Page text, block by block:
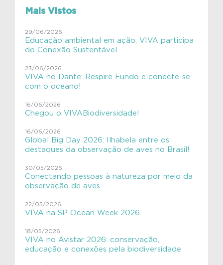
#VIVAfilhotes
#VIVAJulianaMolás
#VIVAMamíferosAquáticos
#VIVAnasEscolas
#VIVAnasEscolas
#VIVAsemlixo
Aves migratórias
Educação Ambiental
SHE
Mais Vistos
29/06/2026
Educação ambiental em ação: VIVA participa
do Conexão Sustentável
23/06/2026
VIVA no Dante: Respire Fundo e conecte-se
com o oceano!
16/06/2026
Chegou o VIVABiodiversidade!
16/06/2026
Global Big Day 2026: Ilhabela entre os
destaques da observação de aves no Brasil!
30/05/2026
Conectando pessoas à natureza por meio da
observação de aves
22/05/2026
VIVA na SP Ocean Week 2026
18/05/2026
VIVA no Avistar 2026: conservação,
educação e conexões pela biodiversidade